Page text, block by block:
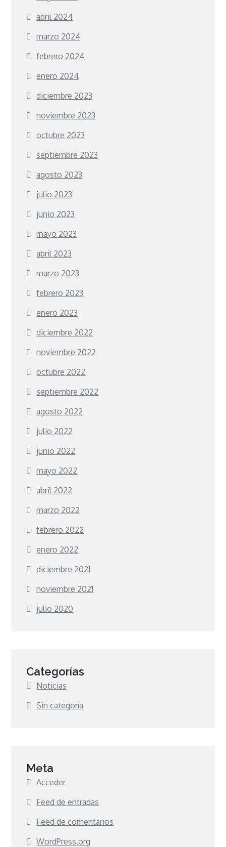
abril 2024
marzo 2024
febrero 2024
enero 2024
diciembre 2023
noviembre 2023
octubre 2023
septiembre 2023
agosto 2023
julio 2023
junio 2023
mayo 2023
abril 2023
marzo 2023
febrero 2023
enero 2023
diciembre 2022
noviembre 2022
octubre 2022
septiembre 2022
agosto 2022
julio 2022
junio 2022
mayo 2022
abril 2022
marzo 2022
febrero 2022
enero 2022
diciembre 2021
noviembre 2021
julio 2020
Categorías
Noticias
Sin categoría
Meta
Acceder
Feed de entradas
Feed de comentarios
WordPress.org